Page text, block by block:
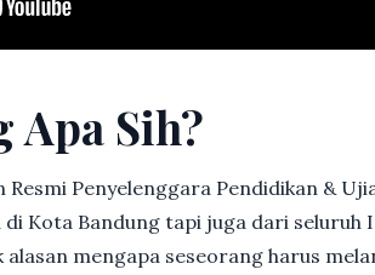
Apa Sih?
Resmi Penyelenggara Pendidikan &
Kota Bandung tapi juga dari seluruh
alasan mengapa seseorang harus